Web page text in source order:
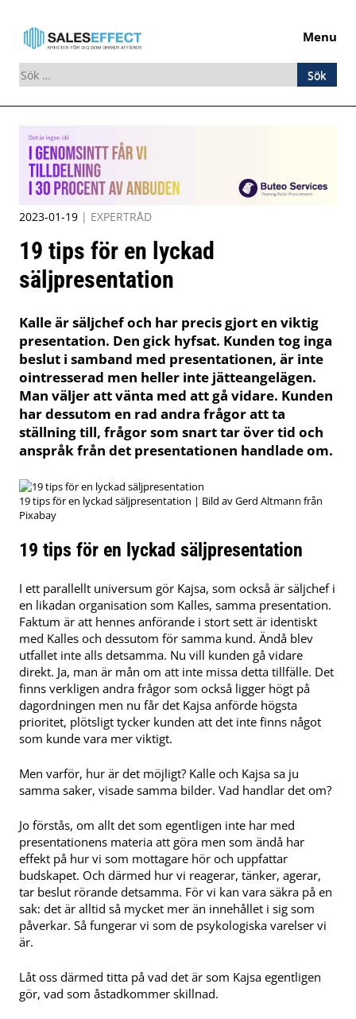
Menu
Sök
efter:
Skip
to
content
2023-01-19 | EXPERTRÅD
19 tips för en lyckad
säljpresentation
Kalle är säljchef och har precis gjort en viktig
presentation. Den gick hyfsat. Kunden tog inga
beslut i samband med presentationen, är inte
ointresserad men heller inte jätteangelägen.
Man väljer att vänta med att gå vidare. Kunden
har dessutom en rad andra frågor att ta
ställning till, frågor som snart tar över tid och
anspråk från det presentationen handlade om.
19 tips för en lyckad säljpresentation | Bild av Gerd Altmann från
Pixabay
19 tips för en lyckad säljpresentation
I ett parallellt universum gör Kajsa, som också är säljchef i
en likadan organisation som Kalles, samma presentation.
Faktum är att hennes anförande i stort sett är identiskt
med Kalles och dessutom för samma kund. Ändå blev
utfallet inte alls detsamma. Nu vill kunden gå vidare
direkt. Ja, man är mån om att inte missa detta tillfälle. Det
finns verkligen andra frågor som också ligger högt på
dagordningen men nu får det Kajsa anförde högsta
prioritet, plötsligt tycker kunden att det inte finns något
som kunde vara mer viktigt.
Men varför, hur är det möjligt? Kalle och Kajsa sa ju
samma saker, visade samma bilder. Vad handlar det om?
Jo förstås, om allt det som egentligen inte har med
presentationens materia att göra men som ändå har
effekt på hur vi som mottagare hör och uppfattar
budskapet. Och därmed hur vi reagerar, tänker, agerar,
tar beslut rörande detsamma. För vi kan vara säkra på en
sak: det är alltid så mycket mer än innehållet i sig som
påverkar. Så fungerar vi som de psykologiska varelser vi
är.
Låt oss därmed titta på vad det är som Kajsa egentligen
gör, vad som åstadkommer skillnad.